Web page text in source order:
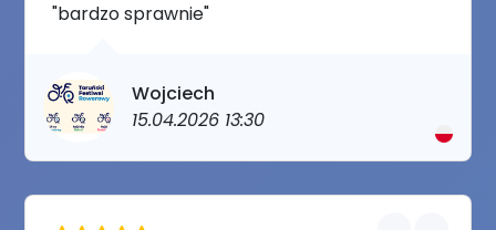
"bardzo sprawnie"
Wojciech
15.04.2026 13:30